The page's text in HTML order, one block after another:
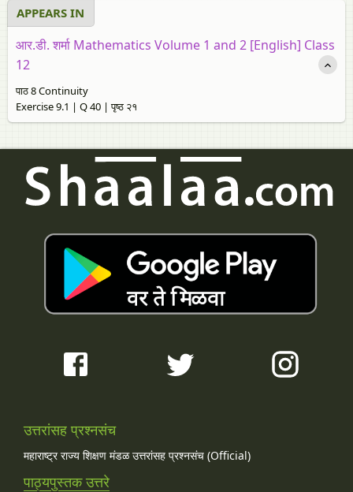
APPEARS IN
आर.डी. शर्मा Mathematics Volume 1 and 2 [English] Class
12
पाठ 8 Continuity
Exercise 9.1 | Q 40 | पृष्ठ २१
उत्तरांसह प्रश्नसंच
महाराष्ट्र राज्य शिक्षण मंडळ उत्तरांसह प्रश्नसंच (Official)
पाठ्यपुस्तक उत्तरे